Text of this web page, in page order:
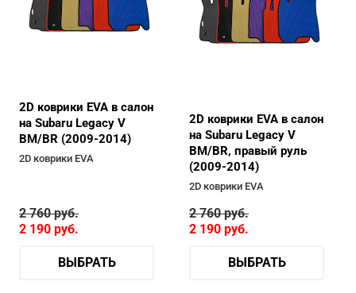
2D коврики EVA в салон
на Subaru Legacy V
BM/BR (2009-2014)
2D коврики EVA
2 760руб.
2 190 руб.
ВЫБРАТЬ
2D коврики EVA в салон
на Subaru Legacy V
BM/BR, правый руль
(2009-2014)
2D коврики EVA
2 760руб.
2 190 руб.
ВЫБРАТЬ